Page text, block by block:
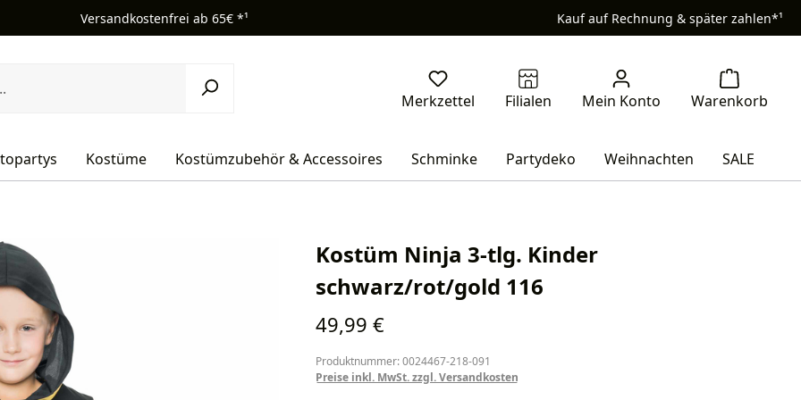
Versandkostenfrei ab 65€ *¹ Kauf auf Rechnung & später zahlen*¹
Kostüme Kostümzubehör & Accessoires Schminke Partydeko Weihnachten SALE
Kostüm Ninja 3-tlg. Kinder
schwarz/rot/gold 116
Regulärer Preis:
49,99 €
Produktnummer: 0024467-218-091
Preise inkl. MwSt. zzgl. Versandkosten